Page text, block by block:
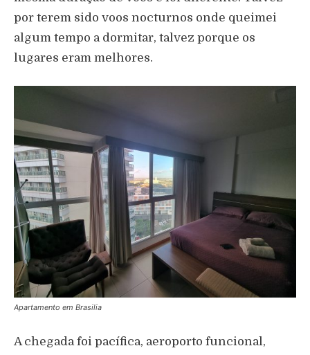
por terem sido voos nocturnos onde queimei
algum tempo a dormitar, talvez porque os
lugares eram melhores.
Apartamento em Brasilia
A chegada foi pacífica, aeroporto funcional,